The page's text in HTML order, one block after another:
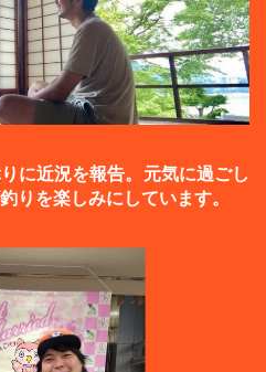
に近況を報告。元気に過ごし
りを楽しみにしています。